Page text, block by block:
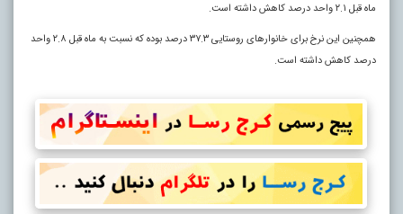
ماه قبل ٢.١ واحد درصد کاهش داشته است.
همچنین این نرخ برای خانوارهای روستایی ٣٧.٣ درصد بوده که نسبت به ماه قبل ٢.٨ واحد
درصد کاهش داشته است.